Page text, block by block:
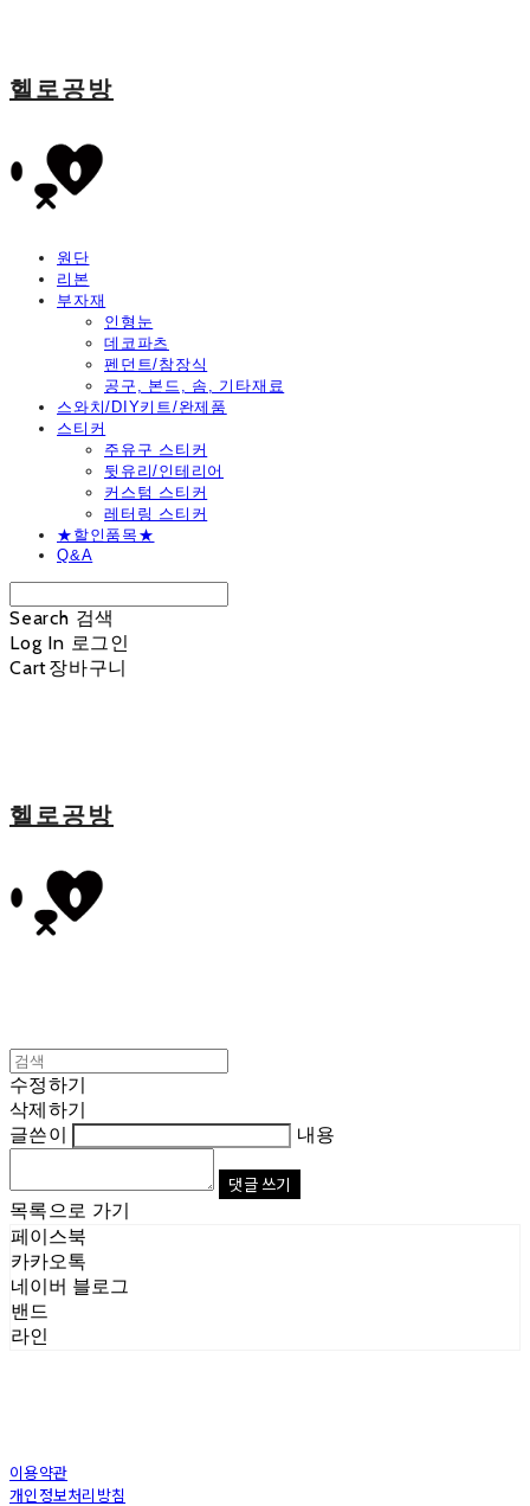
헬로공방
원단
리본
부자재
인형눈
데코파츠
펜던트/참장식
공구, 본드, 솜, 기타재료
스와치/DIY키트/완제품
스티커
주유구 스티커
뒷유리/인테리어
커스텀 스티커
레터링 스티커
★할인품목★
Q&A
Search 검색
Log In 로그인
Cart장바구니
헬로공방
수정하기
삭제하기
글쓴이
내용
댓글 쓰기
목록으로 가기
페이스북
카카오톡
네이버 블로그
밴드
라인
이용약관
개인정보처리방침